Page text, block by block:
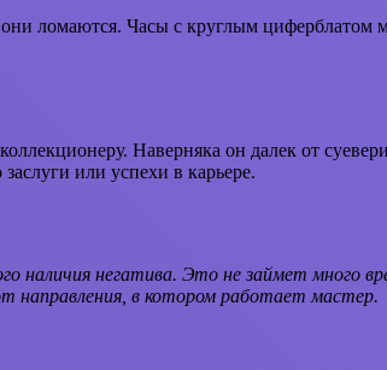
ломаются. Часы с круглым циферблатом
Наверняка он далек от
или успехи в карьере.
негатива. Это не займет много
направления, в котором работает мастер.